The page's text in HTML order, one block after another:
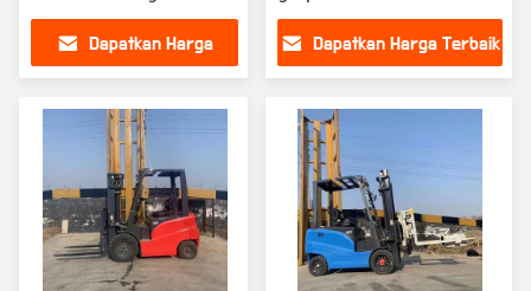
Tahap Listrik Forklift
Dapatkan Harga Dapatkan Harga Terbaik